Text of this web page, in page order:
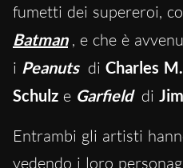
fumetti dei supereroi,
Batman , e che è
i Peanuts di Charles M.
Schulz e Garfield di
Entrambi gli artisti
vedendo i loro